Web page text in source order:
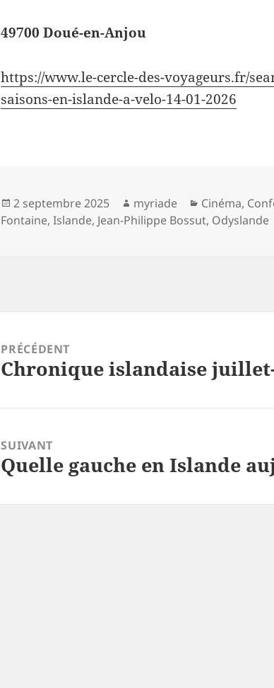
49700 Doué-en-Anjou
https://www.le-cercle-des-voyageurs.fr/
saisons-en-islande-a-velo-14-01-2026
Publié
le
2 septembre 2025 Auteur
myriade Catégories
Cinéma,
Fontaine,Islande, Jean-Philippe Bossut, Odyslande
PRÉCÉDENT
Article
Chronique islandaise
SUIVANT
Article
Quelle gauche en Islande